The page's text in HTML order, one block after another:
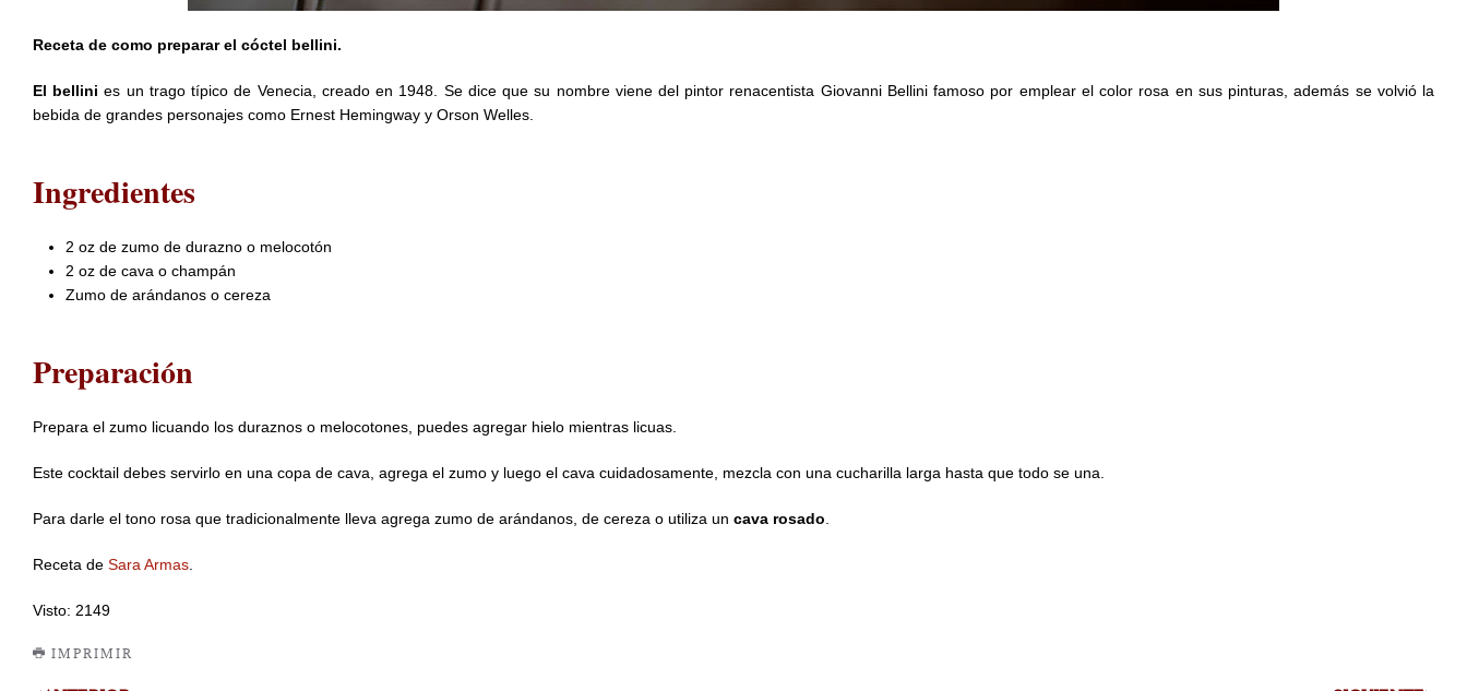
Receta de como preparar el cóctel bellini.
El bellini es un trago típico de Venecia, creado en 1948. Se dice que su nombre viene del pintor renacentista Giovanni Bellini famoso por emplear el color rosa en sus pinturas, además se volvió la
bebida de grandes personajes como Ernest Hemingway y Orson Welles.
Ingredientes
2 oz de zumo de durazno o melocotón
2 oz de cava o champán
Zumo de arándanos o cereza
Preparación
Prepara el zumo licuando los duraznos o melocotones, puedes agregar hielo mientras licuas.
Este cocktail debes servirlo en una copa de cava, agrega el zumo y luego el cava cuidadosamente, mezcla con una cucharilla larga hasta que todo se una.
Para darle el tono rosa que tradicionalmente lleva agrega zumo de arándanos, de cereza o utiliza un cava rosado
Receta de Sara Armas
Visto: 2149
IMPRIMIR